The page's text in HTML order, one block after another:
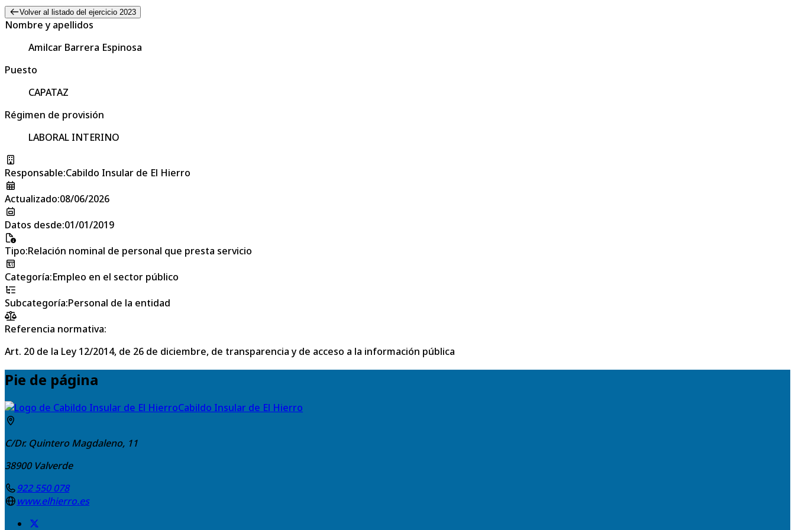
Volver al listado del ejercicio 2023
Nombre y apellidos
Amilcar Barrera Espinosa
Puesto
CAPATAZ
Régimen de provisión
LABORAL INTERINO
Responsable:Cabildo Insular de El Hierro
Actualizado:08/06/2026
Datos desde:01/01/2019
Tipo:Relación nominal de personal que presta servicio
Categoría:Empleo en el sector público
Subcategoría:Personal de la entidad
Referencia normativa:
Art. 20 de la Ley 12/2014, de 26 de diciembre, de transparencia y de acceso a la información pública
Pie de página
Cabildo Insular de El Hierro
C/Dr. Quintero Magdaleno, 11
38900 Valverde
922 550 078
www.elhierro.es